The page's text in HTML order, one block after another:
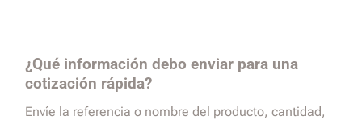
¿Qué información debo enviar para una
cotización rápida?
Envíe la referencia o nombre del producto, cantidad,